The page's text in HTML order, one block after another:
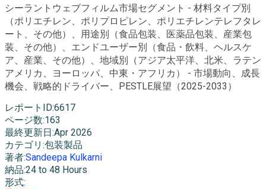
シーラントウェブフィルム市場セグメント - 材料タイプ別
（ポリエチレン、ポリプロピレン、ポリエチレンテレフタレ
ート、その他）、用途別（食品包装、医薬品包装、産業包
装、その他）、エンドユーザー別（食品・飲料、ヘルスケ
ア、産業、その他）、地域別（アジア太平洋、北米、ラテン
アメリカ、ヨーロッパ、中東・アフリカ） - 市場動向、成長
機会、戦略的ドライバー、PESTLE展望（2025-2033）
レポートID:6617
ページ数:163
最終更新日 :Apr 2026
カテゴリ :包装製品
著者:Sandeepa Kulkarni
納品:24 to 48 Hours
形式: